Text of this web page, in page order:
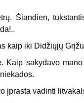
Šiandien,
kaip iki Didžiųjų
Kaip sakydavo
įprasta vadinti